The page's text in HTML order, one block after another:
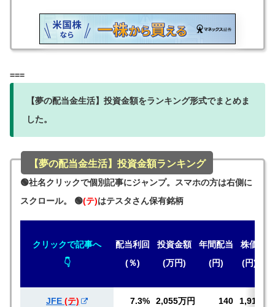
===
【夢の配当金生活】投資金額をランキング形式でまとめま
した。
【夢の配当金生活】投資金額ランキング
🟢社名クリックで個別記事にジャンプ。スマホの方は右側に
スクロール。 🟢(テ)はテスタさん保有銘柄
クリックで記事へ
👇
配当利回
(％)
投資金額
(万円)
年間配当
(円)
株価
(円)
JFE (テ) 7.3% 2,055万円 140 1,917